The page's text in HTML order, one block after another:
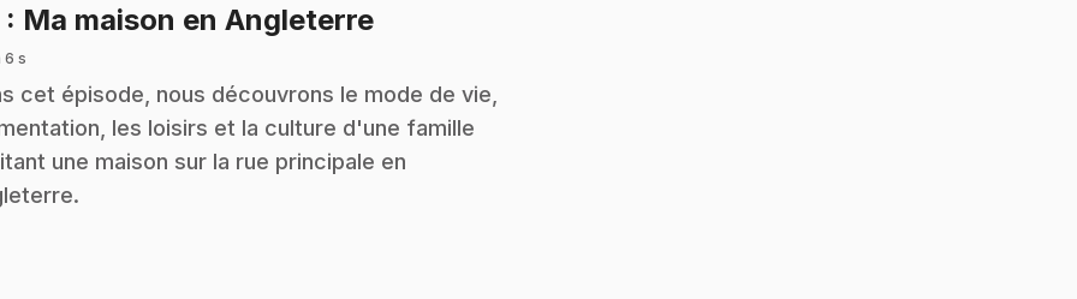
: Ma maison en Angleterre.
6 s
cet épisode, nous découvrons le mode de vie,
les loisirs et la culture d'une famille
une maison sur la rue principale en